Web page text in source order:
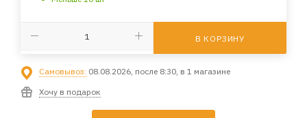
В КОРЗИНУ
Самовывоз: 08.08.2026, после 8:30, в 1 магазине
Хочу в подарок